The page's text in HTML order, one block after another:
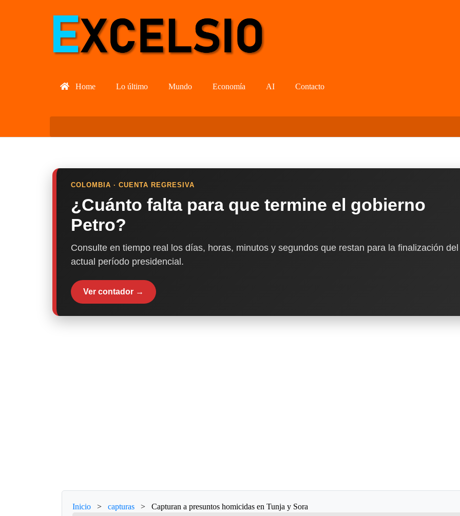
Home Lo último Mundo Economía AI Contacto
COLOMBIA · CUENTA REGRESIVA
¿Cuánto falta para que termine el gobierno
Petro?
Consulte en tiempo real los días, horas, minutos y segundos que restan para la finalización del
actual período presidencial.
Ver contador →
Inicio > capturas > Capturan a presuntos homicidas en Tunja y Sora